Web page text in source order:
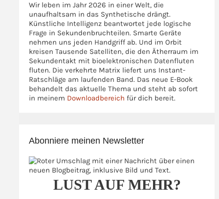
Wir leben im Jahr 2026 in einer Welt, die
unaufhaltsam in das Synthetische drängt.
Künstliche Intelligenz beantwortet jede logische
Frage in Sekundenbruchteilen. Smarte Geräte
nehmen uns jeden Handgriff ab. Und im Orbit
kreisen Tausende Satelliten, die den Ätherraum im
Sekundentakt mit bioelektronischen Datenfluten
fluten. Die verkehrte Matrix liefert uns Instant-
Ratschläge am laufenden Band. Das neue E-Book
behandelt das aktuelle Thema und steht ab sofort
in meinem Downloadbereich für dich bereit.
Abonniere meinen Newsletter
LUST AUF MEHR?